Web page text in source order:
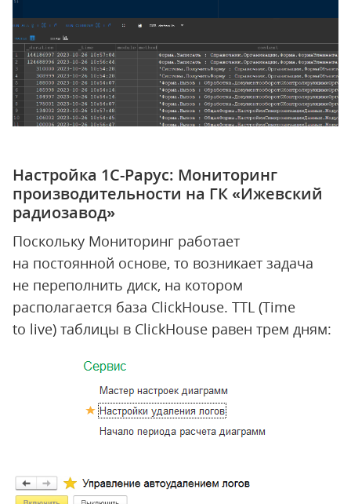
Настройка 1С-Рарус: Мониторинг
производительности на ГК «Ижевский
радиозавод»
Поскольку Мониторинг работает
на постоянной основе, то возникает задача
не переполнить диск, на котором
располагается база ClickHouse. TTL (Time
to live) таблицы в ClickHouse равен трем дням: